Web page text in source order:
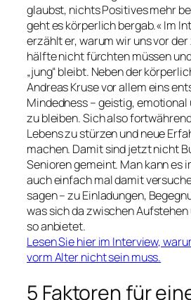
glaubst, nichts Positives mehr
geht es körperlich bergab.«Im
erzählt er, warum wir uns vor
hälfte nicht fürchten müssen
„jung“ bleibt. Neben der
Andreas Kruse vor allem eins
Mindedness– geistig,
zu bleiben. Sich also
Lebens zu stürzen und neue
machen. Damit sind jetzt nicht
Senioren gemeint. Man kann es
auch einfach mal damit
sagen – zu Ein­ladungen,
was sich da zwischen
so anbietet.
Lesen Sie hier im Interview,
vorm Alter nicht sein muss.
5 Faktoren für